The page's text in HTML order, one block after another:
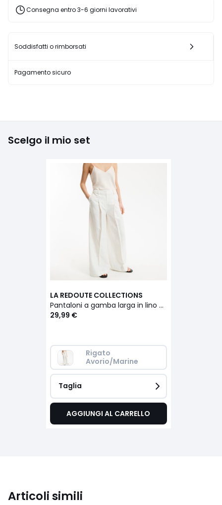
sconto
applicato.
Consegna entro 3-6 giorni lavorativi
Soddisfatti o rimborsati
Pagamento sicuro
Scelgo il mio set
LA REDOUTE COLLECTIONS
Pantaloni a gamba larga in lino e cotone gessato
29,99 €
Rigato
Avorio/Marine
Taglia
AGGIUNGI AL CARRELLO
Articoli simili